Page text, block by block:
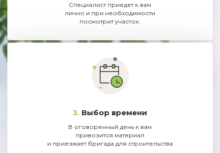
Специалист приедет к вам
лично и при необходимости
посмотрит участок.
3. Выбор времени
В оговоренный день к вам
привозится материал
и приезжает бригада для строительства